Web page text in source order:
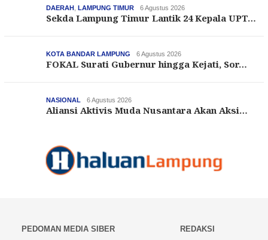
DAERAH LAMPUNG TIMUR 6 Agustus 2026
Sekda Lampung Timur Lantik 24 Kepala UPT…
KOTA BANDAR LAMPUNG 6 Agustus 2026
FOKAL Surati Gubernur hingga Kejati, Sor…
NASIONAL 6 Agustus 2026
Aliansi Aktivis Muda Nusantara Akan Aksi…
PEDOMAN MEDIA SIBER REDAKSI